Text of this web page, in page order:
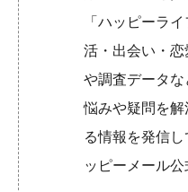
「ハッピーラ
活・出会い・
や調査データ
悩みや疑問を
る情報を発
ッピーメール公